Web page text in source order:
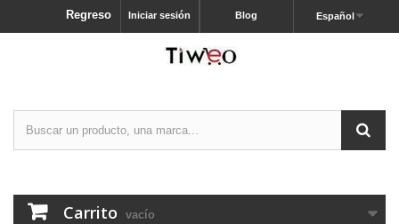
Español
Blog
Iniciar sesión
Regreso
Carrito vacío